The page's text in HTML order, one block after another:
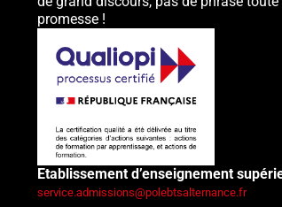
promesse !
Etablissement d’enseignement
service.admissions@polebtsalternance.fr